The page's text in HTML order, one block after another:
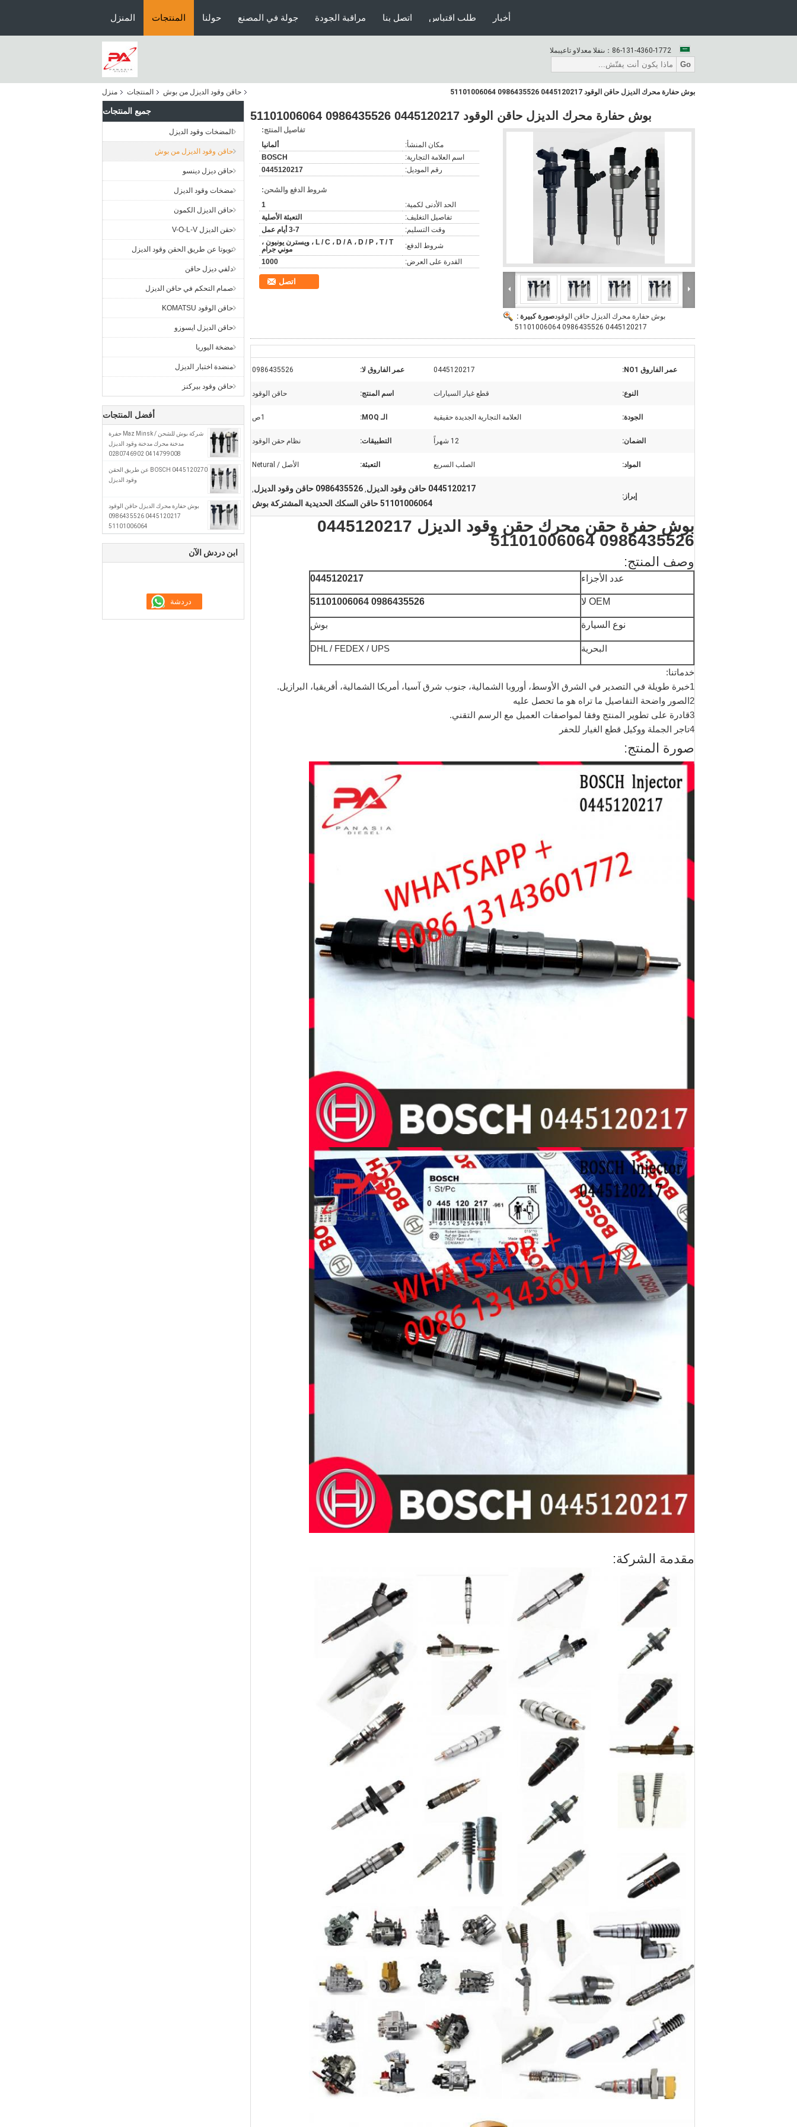
المنزل المنتجات حولنا جولة في المصنع مراقبة الجودة اتصل بنا طلب اقتباس أخبار
المبيعات والدعم الفنى： 86-131-4360-1772
Go
منزل المنتجات حاقن وقود الديزل من بوش بوش حفارة محرك الديزل حاقن الوقود 0445120217 0986435526 51101006064
جميع المنتجات
المضخات وقود الديزل
حاقن وقود الديزل من بوش
حاقن ديزل دينسو
مضخات وقود الديزل
حاقن الديزل الكمون
حقن الديزل V-O-L-V
تويوتا عن طريق الحقن وقود الديزل
دلفي ديزل حاقن
صمام التحكم في حاقن الديزل
حاقن الوقود KOMATSU
حاقن الديزل ايسوزو
مضخة اليوريا
منضدة اختبار الديزل
حاقن وقود بيركنز
أفضل المنتجات
شركة بوش للشحن / Maz Minsk حفرة
مدخنة محرك مدخنة وقود الديزل
0414799008 0280746902
0445120270 BOSCH عن طريق الحقن
وقود الديزل
بوش حفارة محرك الديزل حاقن الوقود
0445120217 0986435526
51101006064
ابن دردش الآن
بوش حفارة محرك الديزل حاقن الوقود 0445120217 0986435526 51101006064
صورة كبيرة :بوش حفارة محرك الديزل حاقن الوقود
0445120217 0986435526 51101006064
تفاصيل المنتج:
مكان المنشأ:
ألمانيا
اسم العلامة التجارية:
BOSCH
رقم الموديل:
0445120217
شروط الدفع والشحن:
الحد الأدنى لكمية:
1
تفاصيل التغليف:
التعبئة الأصلية
وقت التسليم:
3-7 أيام عمل
شروط الدفع:
L / C ، D / A ، D / P ، T / T ، ويسترن يونيون ،
موني جرام
القدرة على العرض:
1000
اتصل
عمر الفاروق NO1: 0445120217 عمر الفاروق لا: 0986435526
النوع: قطع غيار السيارات اسم المنتج: حاقن الوقود
الجودة: العلامة التجارية الجديدة حقيقية الـ MOQ: 1ص
الضمان: 12 شهراً التطبيقات: نظام حقن الوقود
المواد: الصلب السريع التعبئة: الأصل / Netural
إبراز:
0445120217 حاقن وقود الديزل , 0986435526 حاقن وقود الديزل ,
51101006064 حاقن السكك الحديدية المشتركة بوش
بوش حفرة حقن محرك حقن وقود الديزل 0445120217
0986435526 51101006064
وصف المنتج:
عدد الأجزاء 0445120217
OEM لا 0986435526 51101006064
نوع السيارة بوش
البحرية DHL / FEDEX / UPS
خدماتنا:
1خبرة طويلة في التصدير في الشرق الأوسط، أوروبا الشمالية، جنوب شرق آسيا، أمريكا الشمالية، أفريقيا، البرازيل.
2الصور واضحة التفاصيل ما تراه هو ما تحصل عليه
3قادرة على تطوير المنتج وفقا لمواصفات العميل مع الرسم التقني.
4تاجر الجملة ووكيل قطع الغيار للحفر
صورة المنتج:
مقدمة الشركة: